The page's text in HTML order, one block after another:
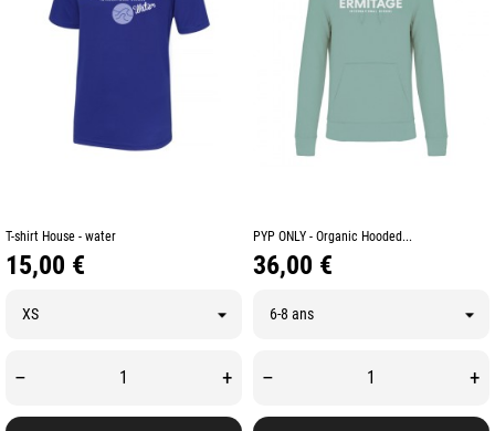
T-shirt House - water
Prix
15,00 €
– +
PYP ONLY - Organic Hooded...
Prix
36,00 €
– +